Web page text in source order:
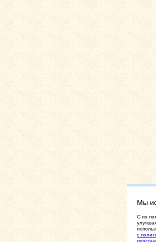
Мы
C их
с